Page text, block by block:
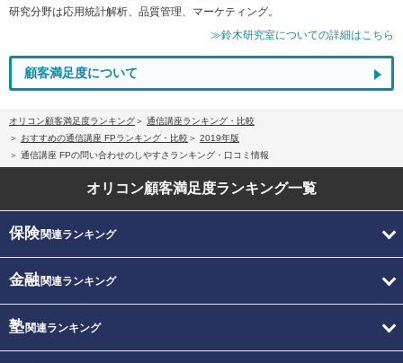
研究分野は応用統計解析、品質管理、マーケティング。
≫鈴木研究室についての詳細はこちら
顧客満足度について
オリコン顧客満足度ランキング
通信講座ランキング・比較
おすすめの通信講座 FPランキング・比較
2019年版
通信講座 FPの問い合わせのしやすさランキング・口コミ情報
オリコン顧客満足度ランキング一覧
保険関連ランキング
金融関連ランキング
塾関連ランキング